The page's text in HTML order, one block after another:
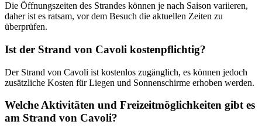
Die Öffnungszeiten des Strandes können je nach Saison variieren,
daher ist es ratsam, vor dem Besuch die aktuellen Zeiten zu
überprüfen.
Ist der Strand von Cavoli kostenpflichtig?
Der Strand von Cavoli ist kostenlos zugänglich, es können jedoch
zusätzliche Kosten für Liegen und Sonnenschirme erhoben werden.
Welche Aktivitäten und Freizeitmöglichkeiten gibt es
am Strand von Cavoli?